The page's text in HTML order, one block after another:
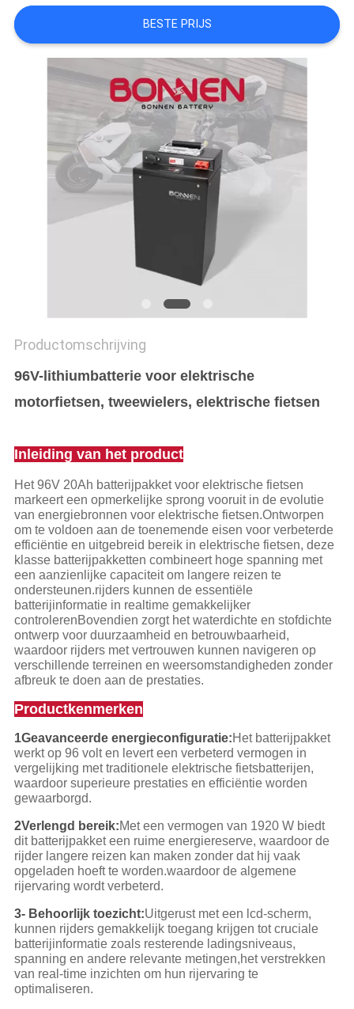
BESTE PRIJS
Productomschrijving
96V-lithiumbatterie voor elektrische
motorfietsen, tweewielers, elektrische fietsen
Inleiding van het product
Het 96V 20Ah batterijpakket voor elektrische fietsen
markeert een opmerkelijke sprong vooruit in de evolutie
van energiebronnen voor elektrische fietsen.Ontworpen
om te voldoen aan de toenemende eisen voor verbeterde
efficiëntie en uitgebreid bereik in elektrische fietsen, deze
klasse batterijpakketten combineert hoge spanning met
een aanzienlijke capaciteit om langere reizen te
ondersteunen.rijders kunnen de essentiële
batterijinformatie in realtime gemakkelijker
controlerenBovendien zorgt het waterdichte en stofdichte
ontwerp voor duurzaamheid en betrouwbaarheid,
waardoor rijders met vertrouwen kunnen navigeren op
verschillende terreinen en weersomstandigheden zonder
afbreuk te doen aan de prestaties.
Productkenmerken
1Geavanceerde energieconfiguratie:Het batterijpakket
werkt op 96 volt en levert een verbeterd vermogen in
vergelijking met traditionele elektrische fietsbatterijen,
waardoor superieure prestaties en efficiëntie worden
gewaarborgd.
2Verlengd bereik:Met een vermogen van 1920 W biedt
dit batterijpakket een ruime energiereserve, waardoor de
rijder langere reizen kan maken zonder dat hij vaak
opgeladen hoeft te worden.waardoor de algemene
rijervaring wordt verbeterd.
3- Behoorlijk toezicht:Uitgerust met een lcd-scherm,
kunnen rijders gemakkelijk toegang krijgen tot cruciale
batterijinformatie zoals resterende ladingsniveaus,
spanning en andere relevante metingen,het verstrekken
van real-time inzichten om hun rijervaring te
optimaliseren.